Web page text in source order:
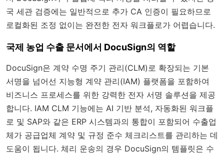
국 세관 검증에는 일반적으로 추가 CA 인증이 필요하므로
로컬화된 조정 없이는 완전한 전자 워크플로가 어렵습니다.
국제 농업 수출 문서에서 DocuSign의 역할
DocuSign은 계약 수명 주기 관리(CLM)로 확장되는 기본
서명을 넘어선 지능형 계약 관리(IAM) 플랫폼을 포함하여
비즈니스 프로세스를 위한 강력한 전자 서명 솔루션을 제공
합니다. IAM CLM 기능에는 AI 기반 분석, 자동화된 워크플
로 및 SAP와 같은 ERP 시스템과의 통합이 포함되어 수출업
체가 공급업체 계약 및 규정 준수 체크리스트를 관리하는 데
도움이 됩니다. 체리 운송의 경우 DocuSign의 템플릿은 수